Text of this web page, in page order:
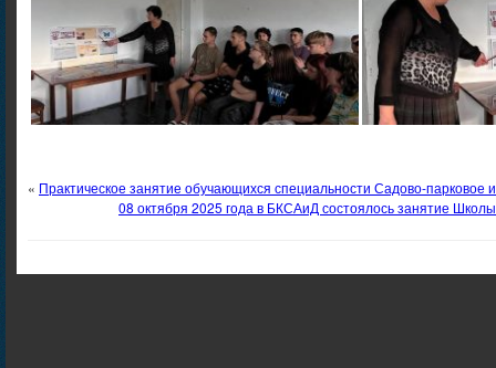
« Практическое занятие обучающихся специальности Садово-парковое
08 октября 2025 года в БКСАиД состоялось занятие Школы